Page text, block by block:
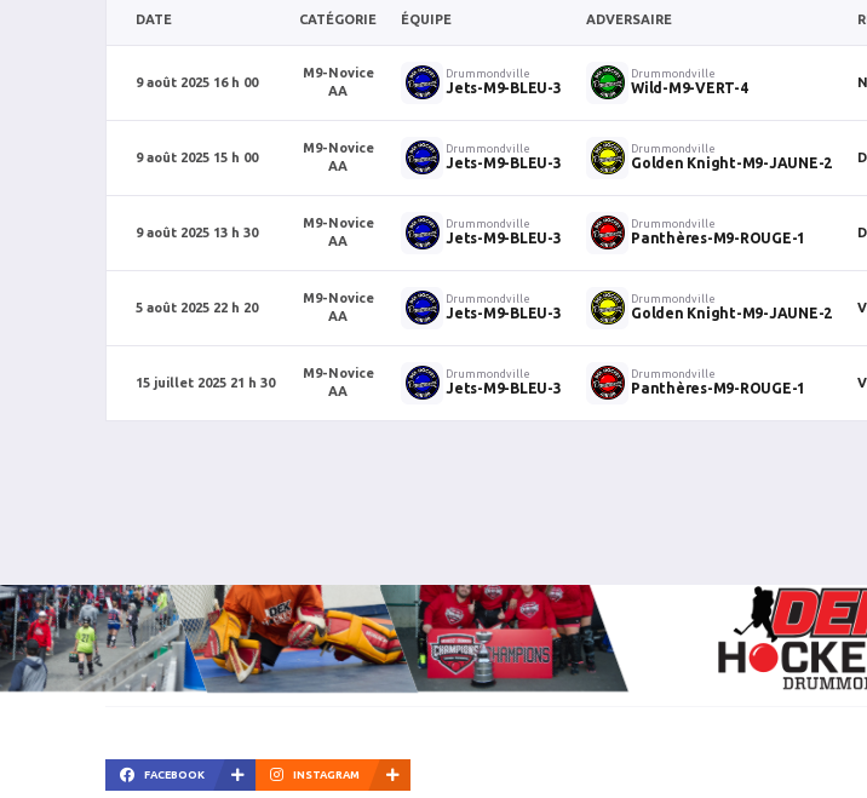
DATE CATÉGORIE ÉQUIPE ADVERSAIRE
9 août 2025 16 h 00
M9-Novice
AA
Drummondville
Jets-M9-BLEU-3
Drummondville
Wild-M9-VERT-4 N
9 août 2025 15 h 00
M9-Novice
AA
Drummondville
Jets-M9-BLEU-3
Drummondville
Golden Knight-M9-JAUNE-2 D
9 août 2025 13 h 30
M9-Novice
AA
Drummondville
Jets-M9-BLEU-3
Drummondville
Panthères-M9-ROUGE-1 D
5 août 2025 22 h 20
M9-Novice
AA
Drummondville
Jets-M9-BLEU-3
Drummondville
Golden Knight-M9-JAUNE-2 V
15 juillet 2025 21 h 30
M9-Novice
AA
Drummondville
Jets-M9-BLEU-3
Drummondville
Panthères-M9-ROUGE-1 V
FACEBOOK INSTAGRAM